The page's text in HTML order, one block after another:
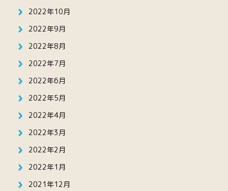
2022年10月
2022年9月
2022年8月
2022年7月
2022年6月
2022年5月
2022年4月
2022年3月
2022年2月
2022年1月
2021年12月